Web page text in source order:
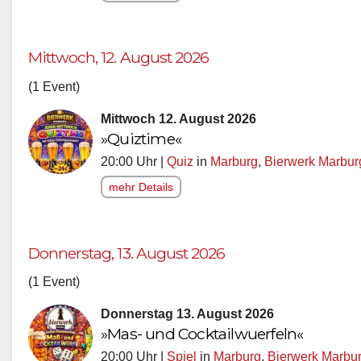
Mittwoch, 12. August 2026
(1 Event)
Mittwoch 12. August 2026
»Quiztime«
20:00 Uhr | Quiz in Marburg, Bierwerk
mehr Details
Donnerstag, 13. August 2026
(1 Event)
Donnerstag 13. August 2026
»Mas- und Cocktailwuerfeln«
20:00 Uhr | Spiel in Marburg, Bierwerk